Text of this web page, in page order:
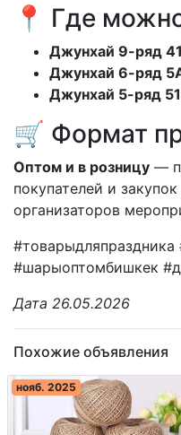
📍 Где
Джунхай 9-ряд
Джунхай 6-ряд
Джунхай 5-ряд
🛒 Формат
Оптом и в розницу —
покупателей и
организаторов
#шарыоптомбишкек
Дата 26.05.2026
Похожие объявления
нояб. 2025